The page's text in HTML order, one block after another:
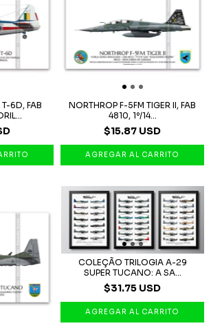
6D, FAB
NORTHROP F-5FM TIGER II, FAB
4810, 1º/14...
$15.87 USD
COLEÇÃO TRILOGIA A-29
SUPER TUCANO: A SA...
$31.75 USD